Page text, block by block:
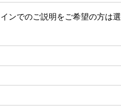
ンでのご説明をご希望の方は